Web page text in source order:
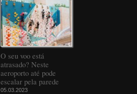
O seu voo está
atrasado? Neste
aeroporto até pode
escalar pela parede
05.03.2023